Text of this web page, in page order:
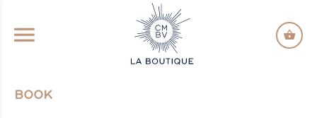
GO TO PRINCIPAL CONTENT
BOOK